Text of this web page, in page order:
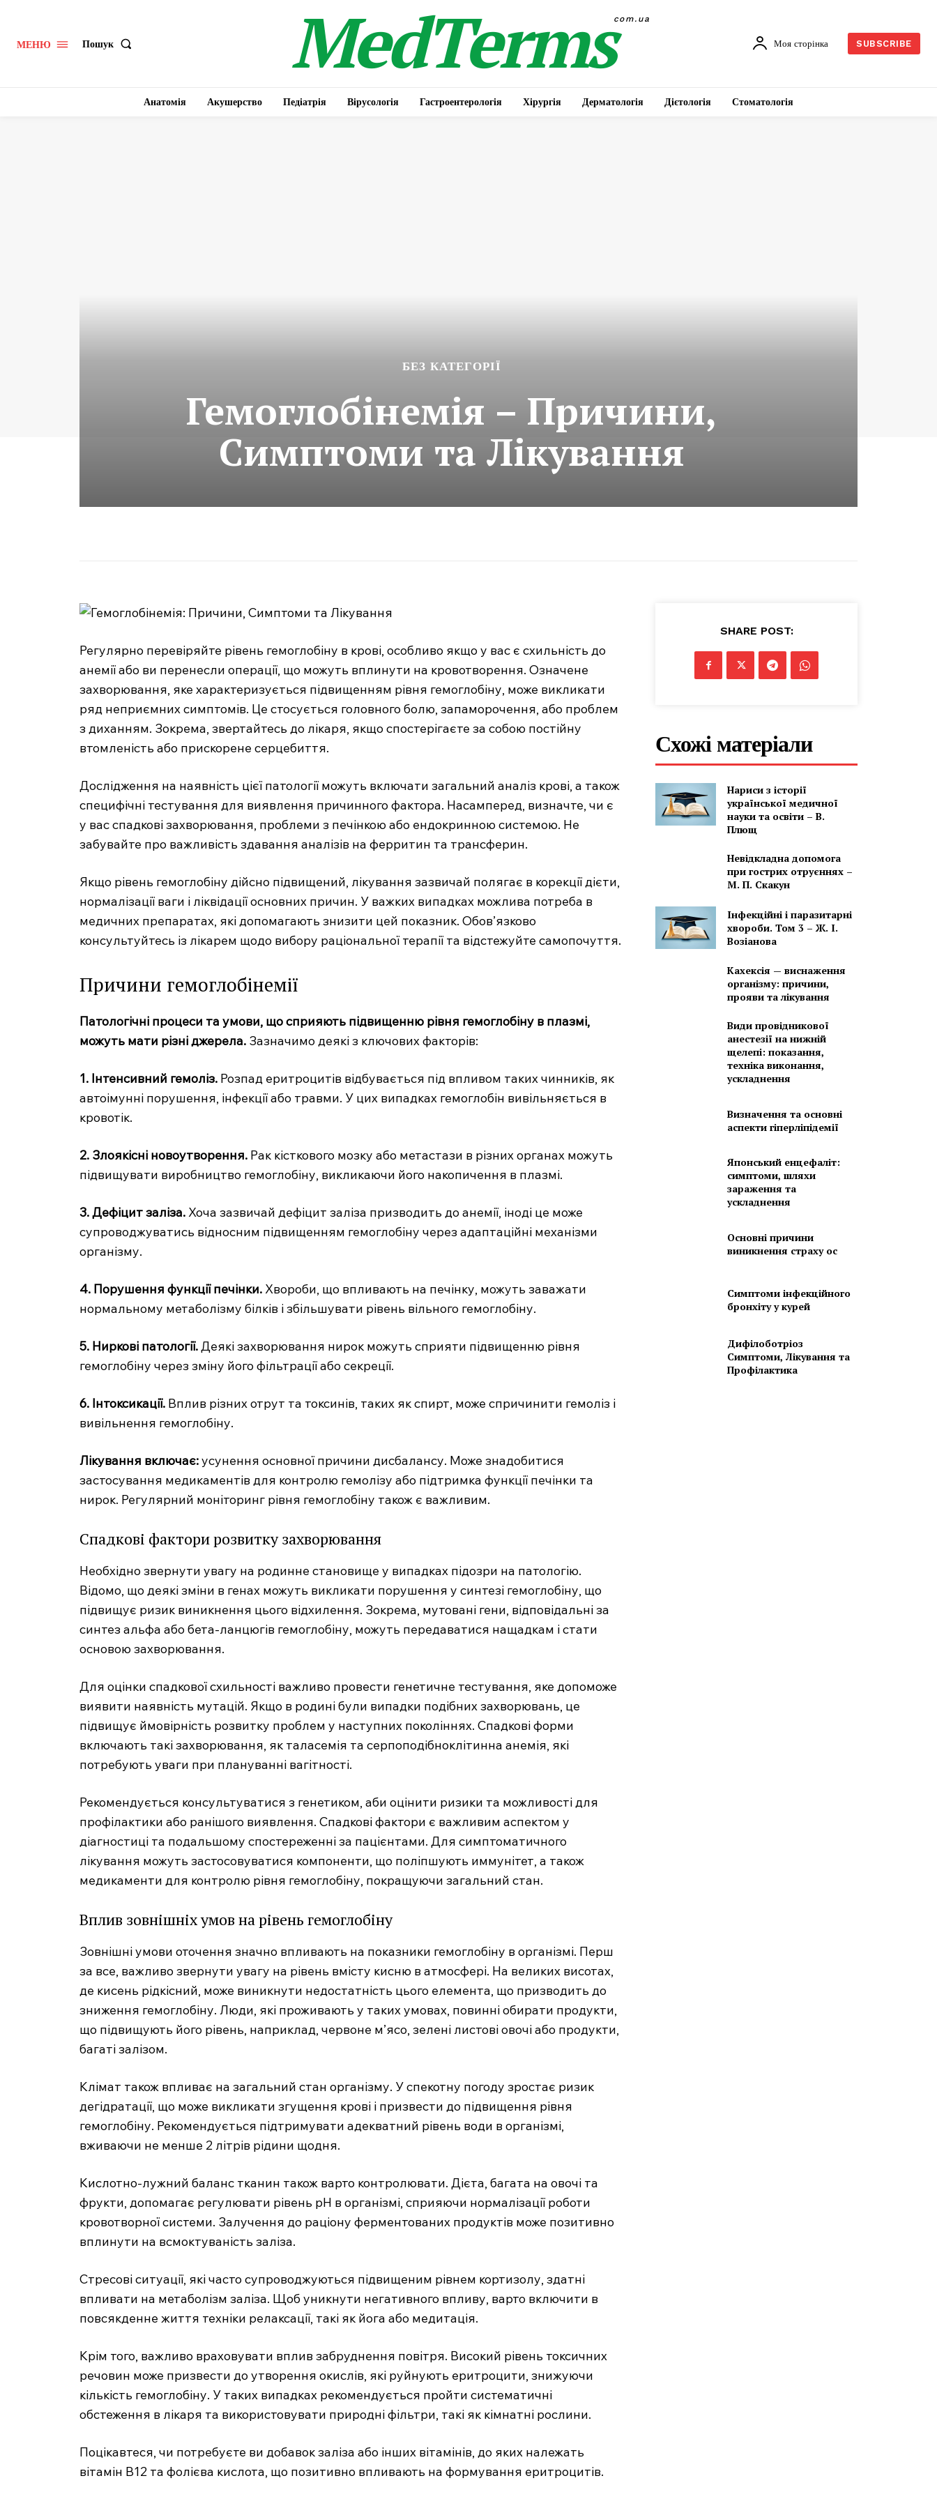
професійний медичний
портал
Company
Підписка
Мій акаунт
МЕНЮ Пошук MedTermscom.ua
Моя сторінка SUBSCRIBE
Анатомія Акушерство Педіатрія Вірусологія Гастроентерологія Хірургія Дерматологія Дієтологія Стоматологія
БЕЗ КАТЕГОРІЇ
Гемоглобінемія – Причини,
Симптоми та Лікування
Регулярно перевіряйте рівень гемоглобіну в крові, особливо якщо у вас є схильність до
анемії або ви перенесли операції, що можуть вплинути на кровотворення. Означене
захворювання, яке характеризується підвищенням рівня гемоглобіну, може викликати
ряд неприємних симптомів. Це стосується головного болю, запаморочення, або проблем
з диханням. Зокрема, звертайтесь до лікаря, якщо спостерігаєте за собою постійну
втомленість або прискорене серцебиття.
Дослідження на наявність цієї патології можуть включати загальний аналіз крові, а також
специфічні тестування для виявлення причинного фактора. Насамперед, визначте, чи є
у вас спадкові захворювання, проблеми з печінкою або ендокринною системою. Не
забувайте про важливість здавання аналізів на ферритин та трансферин.
Якщо рівень гемоглобіну дійсно підвищений, лікування зазвичай полягає в корекції дієти,
нормалізації ваги і ліквідації основних причин. У важких випадках можлива потреба в
медичних препаратах, які допомагають знизити цей показник. Обов’язково
консультуйтесь із лікарем щодо вибору раціональної терапії та відстежуйте самопочуття.
Причини гемоглобінемії
Патологічні процеси та умови, що сприяють підвищенню рівня гемоглобіну в плазмі,
можуть мати різні джерела. Зазначимо деякі з ключових факторів:
1. Інтенсивний гемоліз. Розпад еритроцитів відбувається під впливом таких чинників, як
автоімунні порушення, інфекції або травми. У цих випадках гемоглобін вивільняється в
кровотік.
2. Злоякісні новоутворення. Рак кісткового мозку або метастази в різних органах можуть
підвищувати виробництво гемоглобіну, викликаючи його накопичення в плазмі.
3. Дефіцит заліза. Хоча зазвичай дефіцит заліза призводить до анемії, іноді це може
супроводжуватись відносним підвищенням гемоглобіну через адаптаційні механізми
організму.
4. Порушення функції печінки. Хвороби, що впливають на печінку, можуть заважати
нормальному метаболізму білків і збільшувати рівень вільного гемоглобіну.
5. Ниркові патології.Деякі захворювання нирок можуть сприяти підвищенню рівня
гемоглобіну через зміну його фільтрації або секреції.
6. Інтоксикації. Вплив різних отрут та токсинів, таких як спирт, може спричинити гемоліз і
вивільнення гемоглобіну.
Лікування включає:усунення основної причини дисбалансу. Може знадобитися
застосування медикаментів для контролю гемолізу або підтримка функції печінки та
нирок. Регулярний моніторинг рівня гемоглобіну також є важливим.
Спадкові фактори розвитку захворювання
Необхідно звернути увагу на родинне становище у випадках підозри на патологію.
Відомо, що деякі зміни в генах можуть викликати порушення у синтезі гемоглобіну, що
підвищує ризик виникнення цього відхилення. Зокрема, мутовані гени, відповідальні за
синтез альфа або бета-ланцюгів гемоглобіну, можуть передаватися нащадкам і стати
основою захворювання.
Для оцінки спадкової схильності важливо провести генетичне тестування, яке допоможе
виявити наявність мутацій. Якщо в родині були випадки подібних захворювань, це
підвищує ймовірність розвитку проблем у наступних поколіннях. Спадкові форми
включають такі захворювання, як таласемія та серпоподібноклітинна анемія, які
потребують уваги при плануванні вагітності.
Рекомендується консультуватися з генетиком, аби оцінити ризики та можливості для
профілактики або ранішого виявлення. Спадкові фактори є важливим аспектом у
діагностиці та подальшому спостереженні за пацієнтами. Для симптоматичного
лікування можуть застосовуватися компоненти, що поліпшують иммунітет, а також
медикаменти для контролю рівня гемоглобіну, покращуючи загальний стан.
Вплив зовнішніх умов на рівень гемоглобіну
Зовнішні умови оточення значно впливають на показники гемоглобіну в організмі. Перш
за все, важливо звернути увагу на рівень вмісту кисню в атмосфері. На великих висотах,
де кисень рідкісний, може виникнути недостатність цього елемента, що призводить до
зниження гемоглобіну. Люди, які проживають у таких умовах, повинні обирати продукти,
що підвищують його рівень, наприклад, червоне м’ясо, зелені листові овочі або продукти,
багаті залізом.
Клімат також впливає на загальний стан організму. У спекотну погоду зростає ризик
дегідратації, що може викликати згущення крові і призвести до підвищення рівня
гемоглобіну. Рекомендується підтримувати адекватний рівень води в організмі,
вживаючи не менше 2 літрів рідини щодня.
Кислотно-лужний баланс тканин також варто контролювати. Дієта, багата на овочі та
фрукти, допомагає регулювати рівень pH в організмі, сприяючи нормалізації роботи
кровотворної системи. Залучення до раціону ферментованих продуктів може позитивно
вплинути на всмоктуваність заліза.
Стресові ситуації, які часто супроводжуються підвищеним рівнем кортизолу, здатні
впливати на метаболізм заліза. Щоб уникнути негативного впливу, варто включити в
повсякденне життя техніки релаксації, такі як йога або медитація.
Крім того, важливо враховувати вплив забруднення повітря. Високий рівень токсичних
речовин може призвести до утворення окислів, які руйнують еритроцити, знижуючи
кількість гемоглобіну. У таких випадках рекомендується пройти систематичні
обстеження в лікаря та використовувати природні фільтри, такі як кімнатні рослини.
Поцікавтеся, чи потребуєте ви добавок заліза або інших вітамінів, до яких належать
вітамін B12 та фолієва кислота, що позитивно впливають на формування еритроцитів.
SHARE POST:
Схожі матеріали
Нариси з історії
української медичної
науки та освіти – В.
Плющ
Невідкладна допомога
при гострих отруєннях –
М. П. Скакун
Інфекційні і паразитарні
хвороби. Том 3 – Ж. І.
Возіанова
Кахексія — виснаження
організму: причини,
прояви та лікування
Види провідникової
анестезії на нижній
щелепі: показання,
техніка виконання,
ускладнення
Визначення та основні
аспекти гіперліпідемії
Японський енцефаліт:
симптоми, шляхи
зараження та
ускладнення
Основні причини
виникнення страху ос
Симптоми інфекційного
бронхіту у курей
Дифілоботріоз
Симптоми, Лікування та
Профілактика